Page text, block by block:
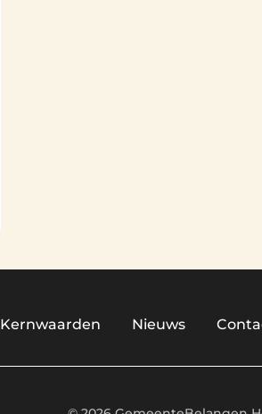
Kernwaarden Nieuws